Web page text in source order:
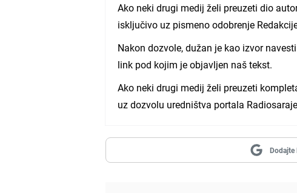
Ako neki drugi medij želi preuzeti dio
isključivo uz pismeno odobrenje
Nakon dozvole, dužan je kao izvor
link pod kojim je objavljen naš tekst.
Ako neki drugi medij želi preuzeti
uz dozvolu uredništva portala
Dodajte